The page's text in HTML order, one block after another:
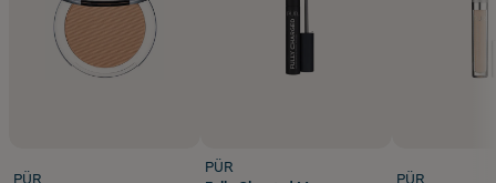
• Främjar lyster
• Dämpar mörka ringar under ögonen
PÜR
PÜR
PÜR